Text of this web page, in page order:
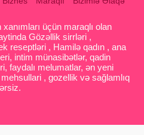
üçün maraqlı olan
Gözəllik sirrləri ,
reseptləri , Hamilə qadın , ana
intim münasibətlər, qadin
faydalı melumatlar, ən yeni
, gozellik və sağlamlıq